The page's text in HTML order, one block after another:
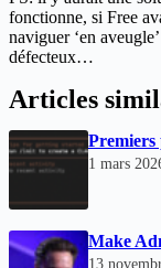
fonctionne, si Free
naviguer ‘en
défecteux…
Articles
Premiers
1 mars
Make
13